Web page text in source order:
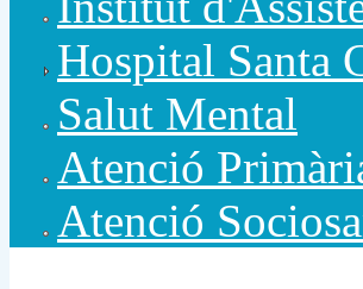
Hospital Santa
Salut Mental
Atenció
Atenció